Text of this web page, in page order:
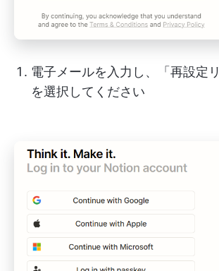
電子メールを入力し、「再設定
を選択してください